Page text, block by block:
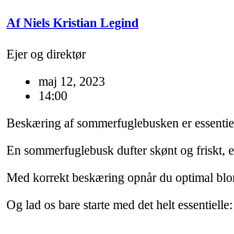
Af Niels Kristian Legind
Ejer og direktør
maj 12, 2023
14:00
Beskæring af sommerfuglebusken er
En sommerfuglebusk dufter skønt og friskt,
Med korrekt beskæring opnår du optimal
Og lad os bare starte med det helt essentielle: